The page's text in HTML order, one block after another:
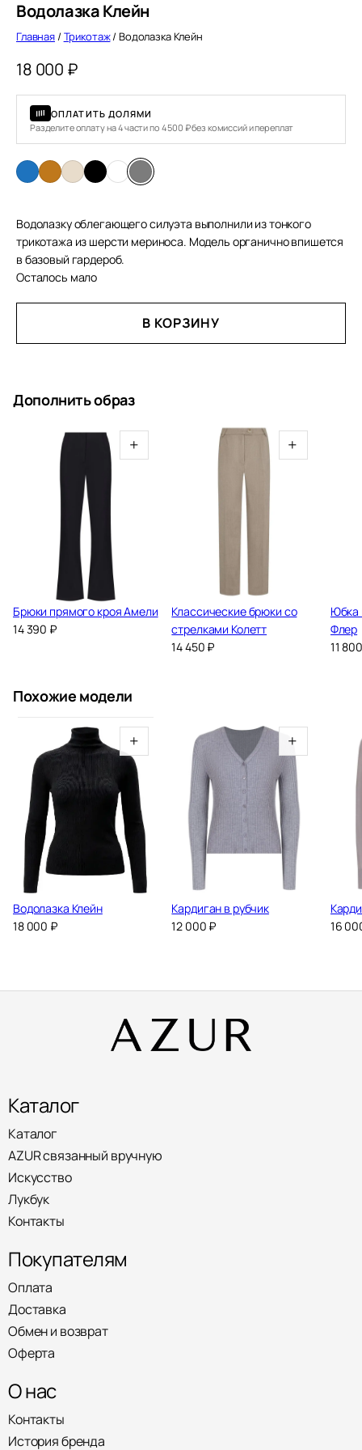
Водолазка Клейн
Главная / Трикотаж/ Водолазка Клейн
18 000 ₽
ОПЛАТИТЬ ДОЛЯМИ
Разделите оплату на 4 части по 4 500 ₽ без комиссий и переплат
Водолазку облегающего силуэта выполнили из тонкого
трикотажа из шерсти мериноса. Модель органично впишется
в базовый гардероб.
Осталось мало
В КОРЗИНУ
Дополнить образ
+
Брюки прямого кроя Амели
14 390 ₽
+
Классические брюки со
стрелками Колетт
14 450 ₽
Юбка
Флер
11
Похожие модели
+
Водолазка Клейн
18 000 ₽
+
Кардиган в рубчик
12 000 ₽
16
Каталог
Каталог
AZUR связанный вручную
Искусство
Лукбук
Контакты
Покупателям
Оплата
Доставка
Обмен и возврат
Оферта
О нас
Контакты
История бренда